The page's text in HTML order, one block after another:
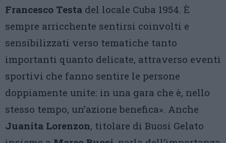
Francesco Testa del locale Cuba 1954. È
sempre arricchente sentirsi coinvolti e
sensibilizzati verso tematiche tanto
importanti quanto delicate, attraverso eventi
sportivi che fanno sentire le persone
doppiamente unite: in una gara che è, nello
stesso tempo, un’azione benefica». Anche
Juanita Lorenzon, titolare di Buosi Gelato